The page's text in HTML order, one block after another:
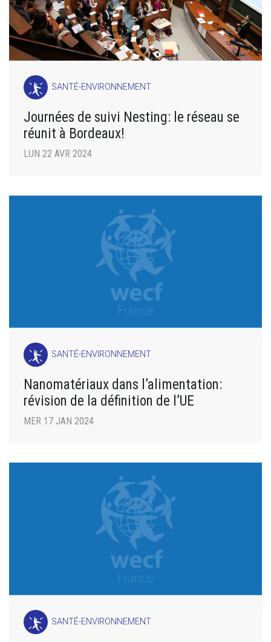
SANTÉ-ENVIRONNEMENT
Journées de suivi Nesting: le réseau se
réunit à Bordeaux!
LUN 22 AVR 2024
SANTÉ-ENVIRONNEMENT
Nanomatériaux dans l’alimentation:
révision de la définition de l’UE
MER 17 JAN 2024
SANTÉ-ENVIRONNEMENT